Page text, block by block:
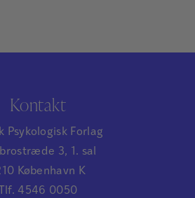
Kontakt
Psykologisk Forlag
3, 1. sal
København K
Tlf. 4546 0050